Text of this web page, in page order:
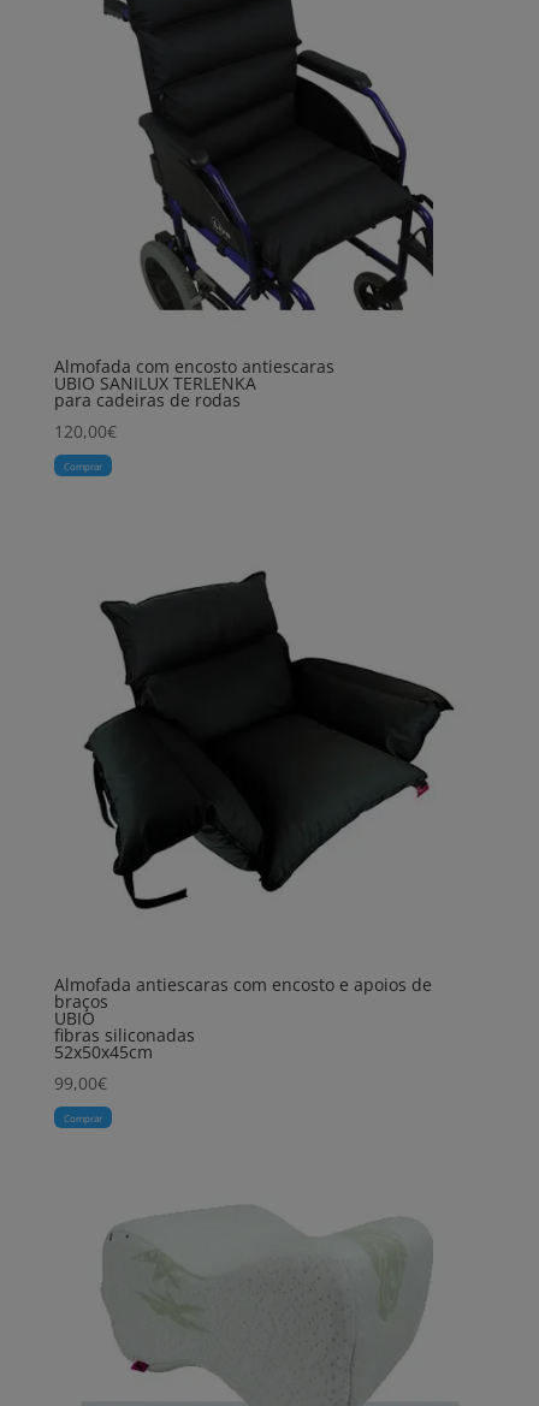
Almofada com encosto antiescaras
UBIO SANILUX TERLENKA
para cadeiras de rodas
120,00€
Comprar
Almofada antiescaras com encosto e apoios de
braços
UBIO
fibras siliconadas
52x50x45cm
99,00€
Comprar